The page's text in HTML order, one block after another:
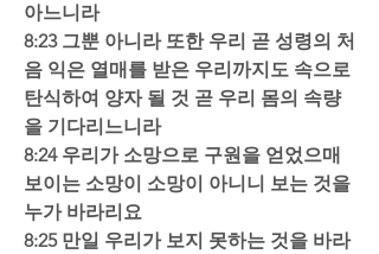
아느니라
8:23 그뿐 아니라 또한 우리 곧 성령의 처
음 익은 열매를 받은 우리까지도 속으로
탄식하여 양자 될 것 곧 우리 몸의 속량
을 기다리느니라
8:24 우리가 소망으로 구원을 얻었으매
보이는 소망이 소망이 아니니 보는 것을
누가 바라리요
8:25 만일 우리가 보지 못하는 것을 바라